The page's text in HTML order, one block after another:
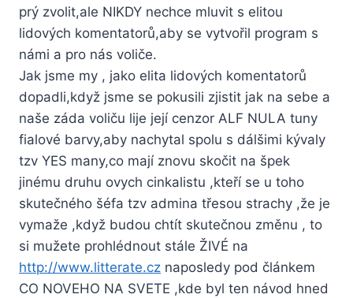
prý zvolit,ale NIKDY nechce mluvit s elitou
lidových komentatorů,aby se vytvořil program s
námi a pro nás voliče.
Jak jsme my , jako elita lidových komentatorů
dopadli,když jsme se pokusili zjistit jak na sebe a
naše záda voliču lije její cenzor ALF NULA tuny
fialové barvy,aby nachytal spolu s dálšimi kývaly
tzv YES many,co mají znovu skočit na špek
jinému druhu ovych cinkalistu ,kteří se u toho
skutečného šéfa tzv admina třesou strachy ,že je
vymaže ,když budou chtít skutečnou změnu , to
si mužete prohlédnout stále ŽIVÉ na
http://www.litterate.cz naposledy pod článkem
CO NOVEHO NA SVETE ,kde byl ten návod hned